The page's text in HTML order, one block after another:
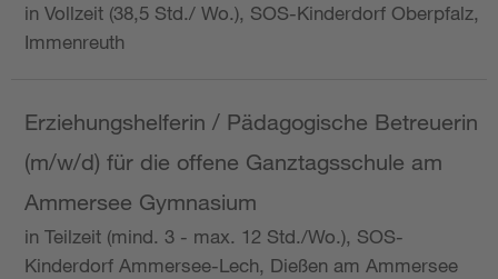
in Vollzeit (38,5 Std./ Wo.), SOS-Kinderdorf Oberpfalz,
Immenreuth
Erziehungshelferin / Pädagogische Betreuerin
(m/w/d) für die offene Ganztagsschule am
Ammersee Gymnasium
in Teilzeit (mind. 3 - max. 12 Std./Wo.), SOS-
Kinderdorf Ammersee-Lech, Dießen am Ammersee